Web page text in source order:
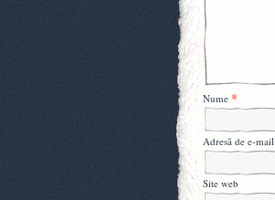
Nume *
Adresă de e-mail
Site web